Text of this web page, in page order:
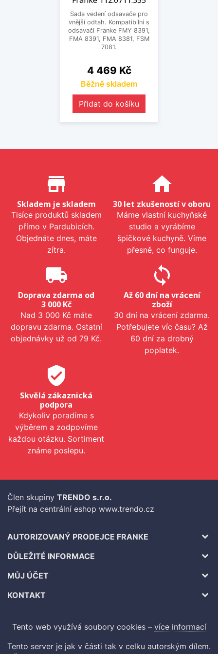
Sada vedení odsavače pro
vnější odtah. Kompatibilní s
odsavači Franke FMY 8391,
FMA 8391, FMA 8381, FSM
7081.
Cena
4 469 Kč
Běžně skladem
Přidat do košíku
Proč nakupovat u nás?
store_mall_directory
Skladem je skladem
Tisíce produktů skladem
přímo v Pardubicích.
Objednáte dnes, máte
zítra.
home
30 let zkušeností v oboru
Máme vlastní kuchyňské
studio a vyrábíme
špičkové kuchyně. Víme
přesně, co funguje.
local_shipping
Doprava zdarma od
3 000 Kč
Nad 3 000 Kč máte
dopravu zdarma. Ostatní
objednávky už od 79 Kč.
sync
Až 60 dní na vrácení
zboží
30 dní na vrácení zdarma.
Potřebujete víc času? Až
60 dní za drobný
poplatek.
verified_user
Skvělá zákaznická
podpora
Kdykoliv poradíme s
výběrem a zodpovíme
každou otázku. Sortiment
známe poslepu.
Člen skupiny TRENDO s.r.o.
Přejít na centrální eshop www.trendo.cz
AUTORIZOVANÝ PRODEJCE FRANKE
DŮLEŽITÉ INFORMACE
MŮJ ÚČET
KONTAKT
Tento web využívá soubory cookies – více informací
Tento server je jak v části tak v celku autorským dílem.